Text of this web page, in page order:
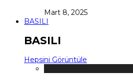
Mart 8, 2025
BASILI
BASILI
Hepsini Görüntüle